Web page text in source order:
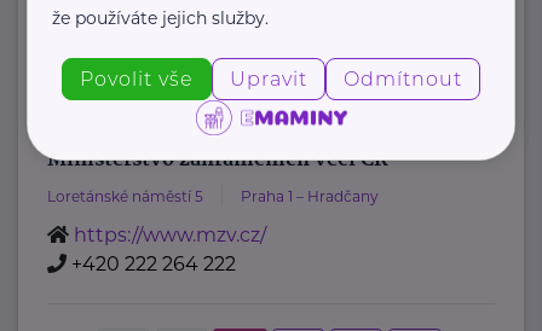
https://www.msmt.cz/
+420 234 811 111
posta@msmt.cz
Ministerstvo zahraničních věcí ČR
Loretánské náměstí 5 Praha 1 – Hradčany
https://www.mzv.cz/
+420 222 264 222
že používáte jejich služby.
Povolit vše Upravit Odmítnout